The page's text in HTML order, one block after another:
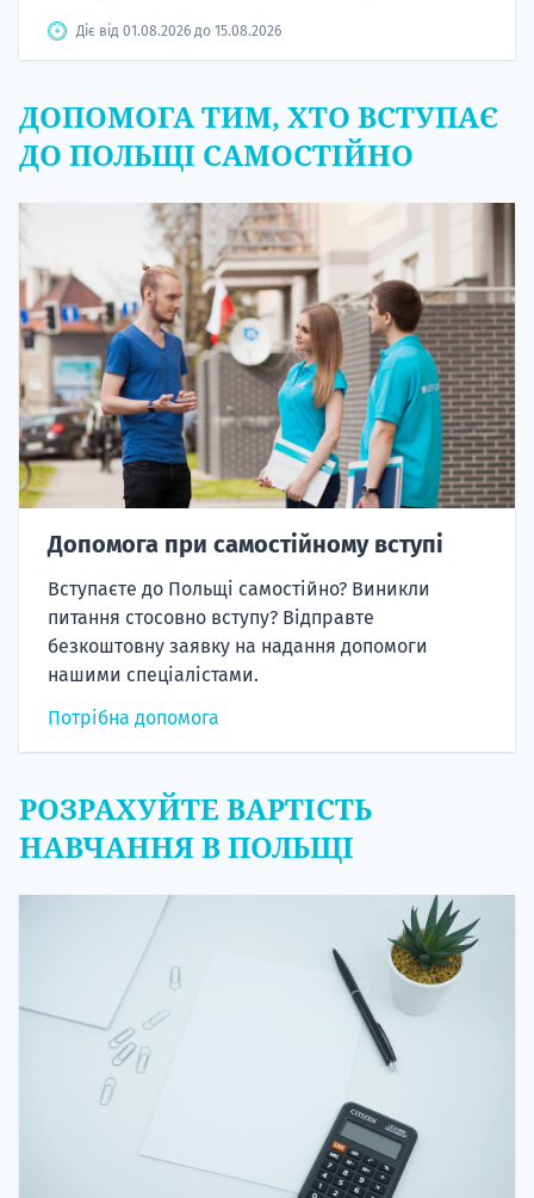
Діє від 01.08.2026 до 15.08.2026
ДОПОМОГА ТИМ, ХТО ВСТУПАЄ
ДО ПОЛЬЩІ САМОСТІЙНО
Допомога при самостійному вступі
Вступаєте до Польщі самостійно? Виникли
питання стосовно вступу? Відправте
безкоштовну заявку на надання допомоги
нашими спеціалістами.
Потрібна допомога
РОЗРАХУЙТЕ ВАРТІСТЬ
НАВЧАННЯ В ПОЛЬЩІ